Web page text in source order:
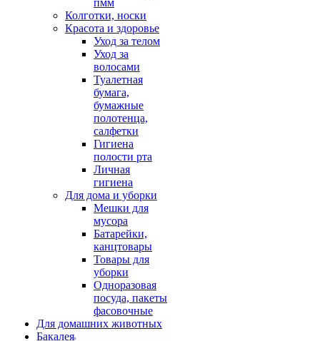
пмм
Колготки, носки
Красота и здоровье
Уход за телом
Уход за
волосами
Туалетная
бумага,
бумажные
полотенца,
салфетки
Гигиена
полости рта
Личная
гигиена
Для дома и уборки
Мешки для
мусора
Батарейки,
канцтовары
Товары для
уборки
Одноразовая
посуда, пакеты
фасовочные
Для домашних животных
Бакалея